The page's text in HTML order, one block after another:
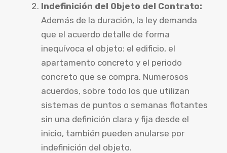
Indefinición del Objeto del Contrato:
Además de la duración, la ley demanda
que el acuerdo detalle de forma
inequívoca el objeto: el edificio, el
apartamento concreto y el periodo
concreto que se compra. Numerosos
acuerdos, sobre todo los que utilizan
sistemas de puntos o semanas flotantes
sin una definición clara y fija desde el
inicio, también pueden anularse por
indefinición del objeto.